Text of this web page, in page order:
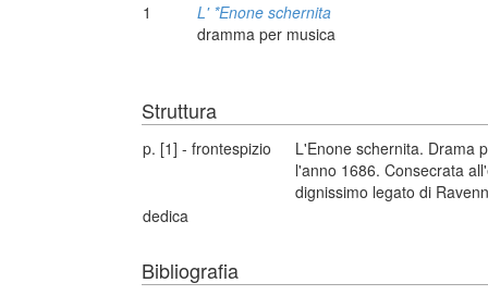
1
L' *Enone schernita
dramma per musica
Struttura
p. [1] - frontespizio
L'Enone schernita. Drama
l'anno 1686. Consecrata
dignissimo legato di
dedica
Bibliografia